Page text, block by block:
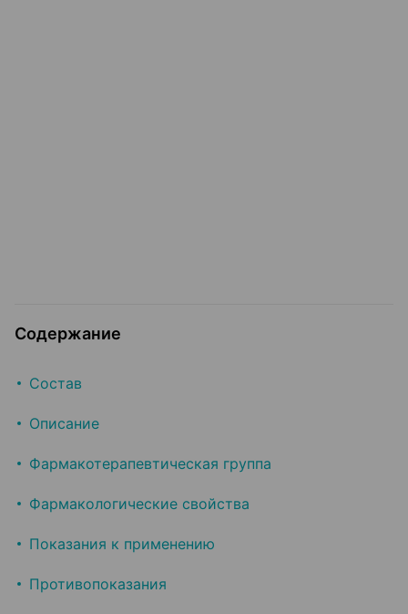
Содержание
Состав
Описание
Фармакотерапевтическая группа
Фармакологические свойства
Показания к применению
Противопоказания